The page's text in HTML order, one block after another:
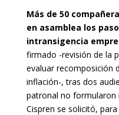
Más de 50
en asamblea los
intransigencia
firmado -revisión de la
evaluar recomposición
inflación-, tras dos
patronal no formularon
Cispren se solicitó,